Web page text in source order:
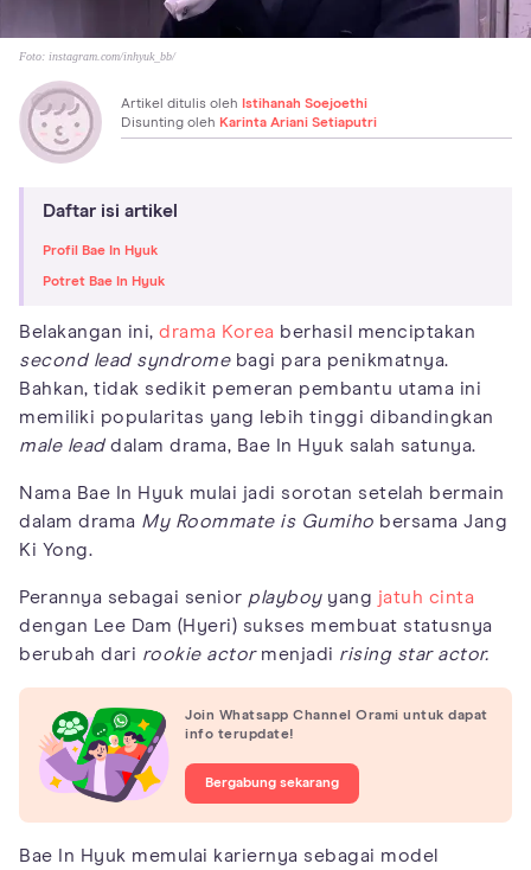
Foto: instagram.com/inhyuk_bb/
Artikel ditulis oleh Istihanah Soejoethi
Disunting oleh Karinta Ariani Setiaputri
Daftar isi artikel
Profil Bae In Hyuk
Potret Bae In Hyuk
Belakangan ini, drama Korea berhasil menciptakan
second lead syndromebagi para penikmatnya.
Bahkan, tidak sedikit pemeran pembantu utama ini
memiliki popularitas yang lebih tinggi dibandingkan
male leaddalam drama, Bae In Hyuk salah satunya.
Nama Bae In Hyuk mulai jadi sorotan setelah bermain
dalam drama My Roommate is Gumiho bersama Jang
Ki Yong.
Perannya sebagai senior playboyyang jatuh cinta
dengan Lee Dam (Hyeri) sukses membuat statusnya
berubah dari rookie actormenjadi rising star actor.
Join Whatsapp Channel Orami untuk dapat
info terupdate!
Bergabung sekarang
Bae In Hyuk memulai kariernya sebagai model